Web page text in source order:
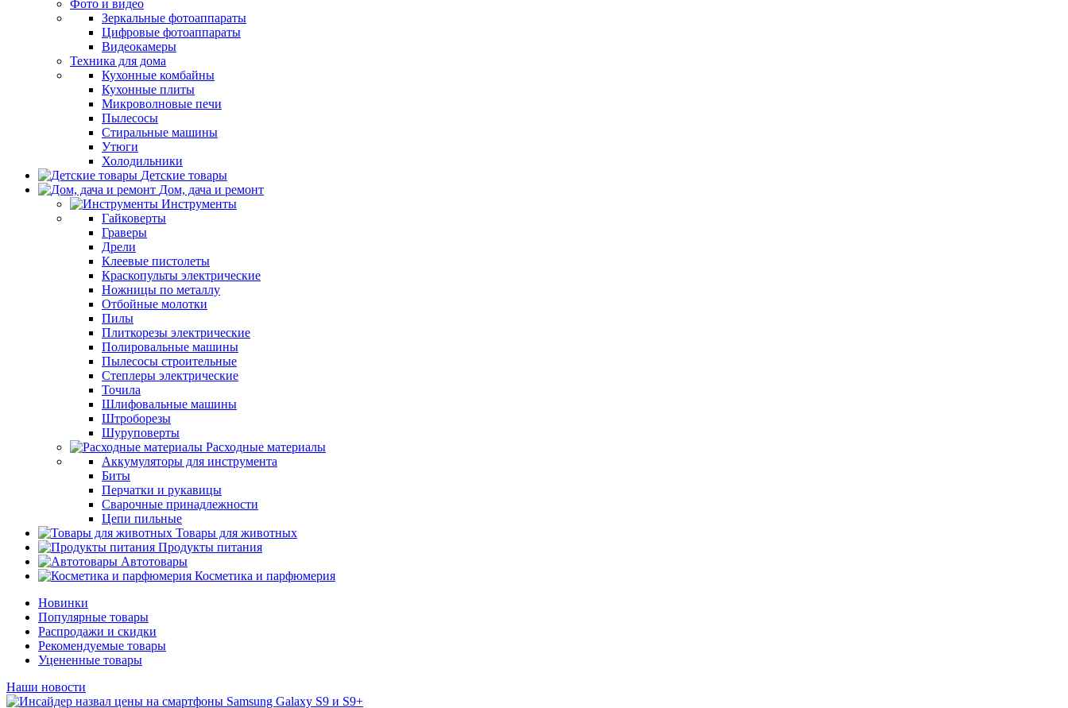
Фото и видео
Зеркальные фотоаппараты
Цифровые фотоаппараты
Видеокамеры
Техника для дома
Кухонные комбайны
Кухонные плиты
Микроволновые печи
Пылесосы
Стиральные машины
Утюги
Холодильники
Детские товары
Дом, дача и ремонт
Инструменты
Гайковерты
Граверы
Дрели
Клеевые пистолеты
Краскопульты электрические
Ножницы по металлу
Отбойные молотки
Пилы
Плиткорезы электрические
Полировальные машины
Пылесосы строительные
Степлеры электрические
Точила
Шлифовальные машины
Штроборезы
Шуруповерты
Расходные материалы
Аккумуляторы для инструмента
Биты
Перчатки и рукавицы
Сварочные принадлежности
Цепи пильные
Товары для животных
Продукты питания
Автотовары
Косметика и парфюмерия
Новинки
Популярные товары
Распродажи и скидки
Рекомендуемые товары
Уцененные товары
Наши новости